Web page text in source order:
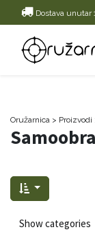
Dostava unutar
Oružarnica > Proizvodi
Show categories